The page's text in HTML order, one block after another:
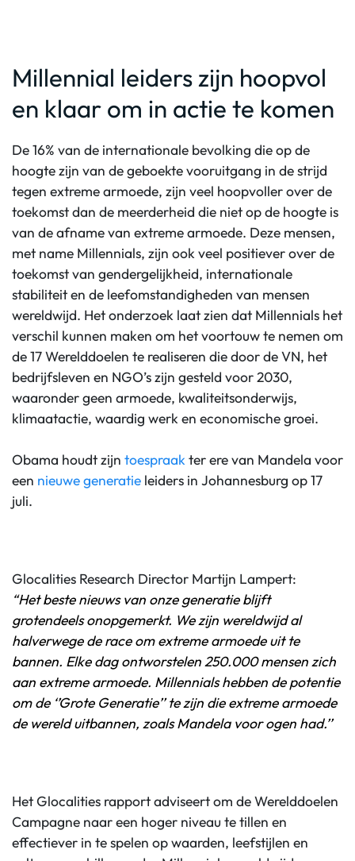
Millennial leiders zijn hoopvol
en klaar om in actie te komen
De 16% van de internationale bevolking die op de
hoogte zijn van de geboekte vooruitgang in de strijd
tegen extreme armoede, zijn veel hoopvoller over de
toekomst dan de meerderheid die niet op de hoogte is
van de afname van extreme armoede. Deze mensen,
met name Millennials, zijn ook veel positiever over de
toekomst van gendergelijkheid, internationale
stabiliteit en de leefomstandigheden van mensen
wereldwijd. Het onderzoek laat zien dat Millennials het
verschil kunnen maken om het voortouw te nemen om
de 17 Werelddoelen te realiseren die door de VN, het
bedrijfsleven en NGO’s zijn gesteld voor 2030,
waaronder geen armoede, kwaliteitsonderwijs,
klimaatactie, waardig werk en economische groei.
Obama houdt zijn toespraakter ere van Mandela voor
een nieuwe generatie leiders in Johannesburg op 17
juli.
Glocalities Research Director Martijn Lampert:
“Het beste nieuws van onze generatie blijft
grotendeels onopgemerkt. We zijn wereldwijd al
halverwege de race om extreme armoede uit te
bannen. Elke dag ontworstelen 250.000 mensen zich
aan extreme armoede. Millennials hebben de potentie
om de ‘’Grote Generatie’’ te zijn die extreme armoede
de wereld uitbannen, zoals Mandela voor ogen had.’’
Het Glocalities rapport adviseert om de Werelddoelen
Campagne naar een hoger niveau te tillen en
effectiever in te spelen op waarden, leefstijlen en